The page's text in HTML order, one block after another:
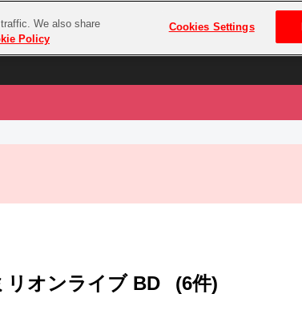
プレミアム会員とは
ラブライブ！サンシャイン‼
フモフパレード
リオンライブ BD (6件)
We also share
Policy
Cookies Settings